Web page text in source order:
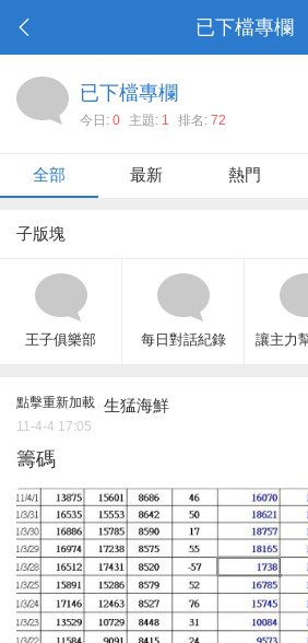
已下檔專欄
已下檔專欄
今日: 0 主題: 1 排名: 72
全部 最新 熱門
子版塊
王子俱樂部 每日對話紀錄 讓主力
點擊重新加載 生猛海鮮
11-4-4 17:05
籌碼